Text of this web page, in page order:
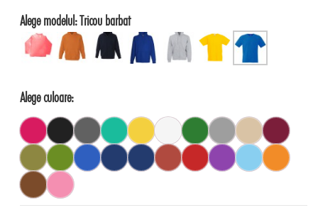
Alege modelul:Tricou barbat
Alege culoare: